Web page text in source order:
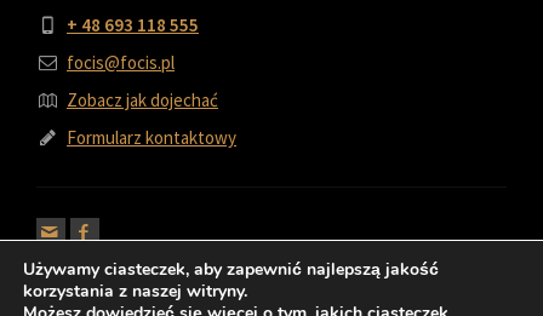
+ 48 693 118 555
focis@focis.pl
Zobacz jak dojechać
Formularz kontaktowy
Używamy ciasteczek, aby zapewnić najlepszą jakość
korzystania z naszej witryny.